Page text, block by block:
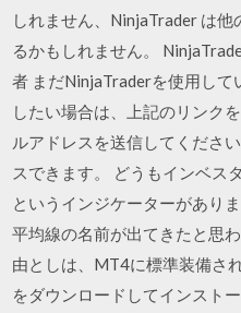
しれません、NinjaTrader は
るかもしれません。
者 まだNinjaTraderを使用し
したい場合は、上記のリンク
ルアドレスを送信してくださ
スできます。 どうもインベス
というインジケーターがあり
平均線の名前が出てきたと思
由としは、MT4に標準装備さ
をダウンロードしてインスト